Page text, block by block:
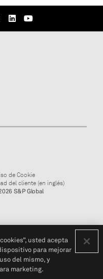
de Cookie
del cliente (en inglés)
S&P Global
usted acepta
para mejorar
del mismo, y
marketing.